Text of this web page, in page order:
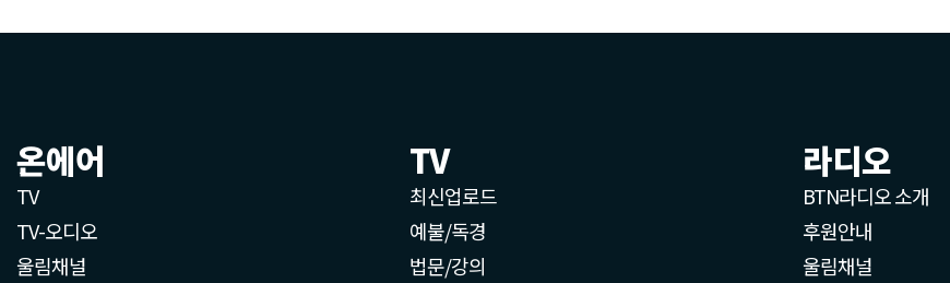
온에어
TV
TV-오디오
울림채널
TV
최신업로드
예불/독경
법문/강의
라디오
BTN라디오 소개
후원안내
울림채널